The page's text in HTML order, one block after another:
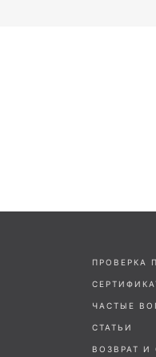
ПРОВЕРКА
ЧАСТЫЕ
СТАТЬИ
ВОЗВРАТ И